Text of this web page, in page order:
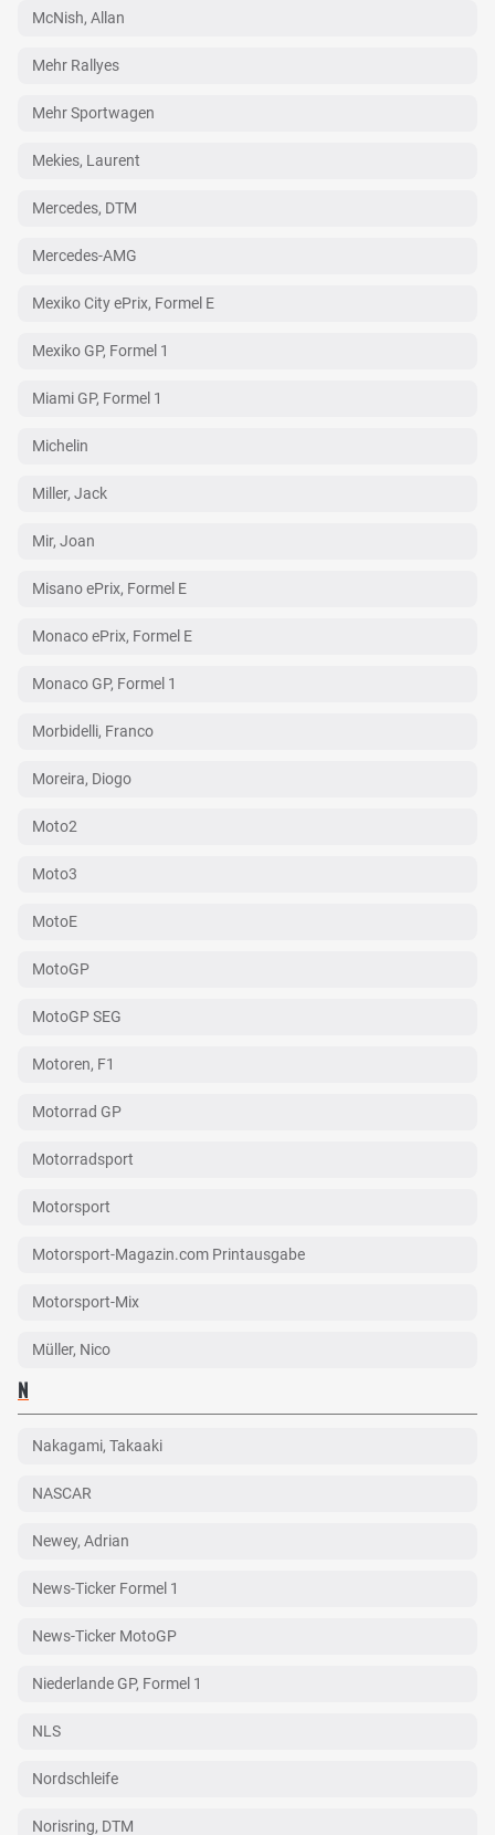
McNish, Allan
Mehr Rallyes
Mehr Sportwagen
Mekies, Laurent
Mercedes, DTM
Mercedes-AMG
Mexiko City ePrix, Formel E
Mexiko GP, Formel 1
Miami GP, Formel 1
Michelin
Miller, Jack
Mir, Joan
Misano ePrix, Formel E
Monaco ePrix, Formel E
Monaco GP, Formel 1
Morbidelli, Franco
Moreira, Diogo
Moto2
Moto3
MotoE
MotoGP
MotoGP SEG
Motoren, F1
Motorrad GP
Motorradsport
Motorsport
Motorsport-Magazin.com Printausgabe
Motorsport-Mix
Müller, Nico
N
Nakagami, Takaaki
NASCAR
Newey, Adrian
News-Ticker Formel 1
News-Ticker MotoGP
Niederlande GP, Formel 1
NLS
Nordschleife
Norisring, DTM